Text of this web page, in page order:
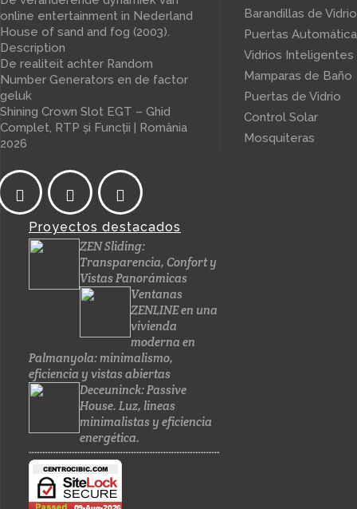
online entertainment in Nederland
House of sand and fog (2003).
Description
De realiteit achter Random
Number Generators en de factor
geluk
Shining Crown Slot EGT – Ghid
Complet, RTP și Funcții | România
2026
Barandillas de Vidrio
Puertas
Vidrios Inteligentes
Mamparas de Baño
Puertas de Vidrio
Control Solar
Mosquiteras
Proyectos destacados
ZEN Sliding:
Transparencia, Confort y
Vistas Panorámicas
Ventanas
ZENLINE en una
vivienda
moderna en
Palmanyola: minimalismo,
eficiencia y vistas abiertas
Deceuninck: Passive
House. Luz, lineas
minimalistas y eficiencia
energética.